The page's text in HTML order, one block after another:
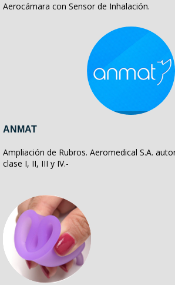
Aerocámara con Sensor de Inhalación.
ANMAT
Ampliación de Rubros. Aeromedical S.A.
clase I, II, III y IV.-